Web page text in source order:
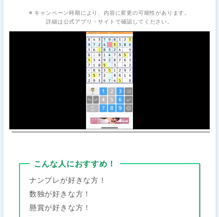
※ キャンペーン時期により、内容に変更の可能性があります。
詳細は公式アプリ・サイトで確認してください。
こんな人におすすめ！
ナンプレが好きな方！
数独が好きな方！
懸賞が好きな方！